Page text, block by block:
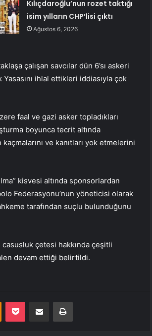
Kılıçdaroğlu’nun rozet taktığı
isim yılların CHP’lisi çıktı
Ağustos 6, 2026
çalışan savcılar dün 6’sı askeri
ihlal ettikleri iddiasıyla çok
faal ve gazi asker topladıkları
boyunca tecrit altında
ve kanıtları yok etmelerini
kisvesi altında sponsorlardan
Federasyonu’nun yöneticisi olarak
tarafından suçlu bulunduğunu
casusluk çetesi hakkında çeşitli
devam ettiği belirtildi.
Odnoklassniki
Pocket E-Posta ile paylaş Yazdır